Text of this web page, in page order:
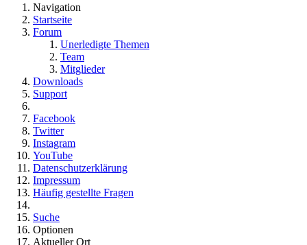
Navigation
Startseite
Forum
Unerledigte Themen
Team
Mitglieder
Downloads
Support
Facebook
Twitter
Instagram
YouTube
Datenschutzerklärung
Impressum
Häufig gestellte Fragen
Suche
Optionen
Aktueller Ort